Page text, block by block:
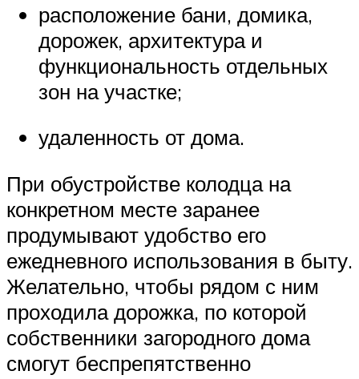
расположение бани, домика,
дорожек, архитектура и
функциональность отдельных
зон на участке;
удаленность от дома.
При обустройстве колодца на
конкретном месте заранее
продумывают удобство его
ежедневного использования в быту.
Желательно, чтобы рядом с ним
проходила дорожка, по которой
собственники загородного дома
смогут беспрепятственно